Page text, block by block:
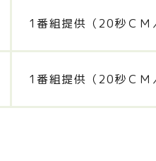
1番組提供（20秒ＣＭ
1番組提供（20秒Ｃ